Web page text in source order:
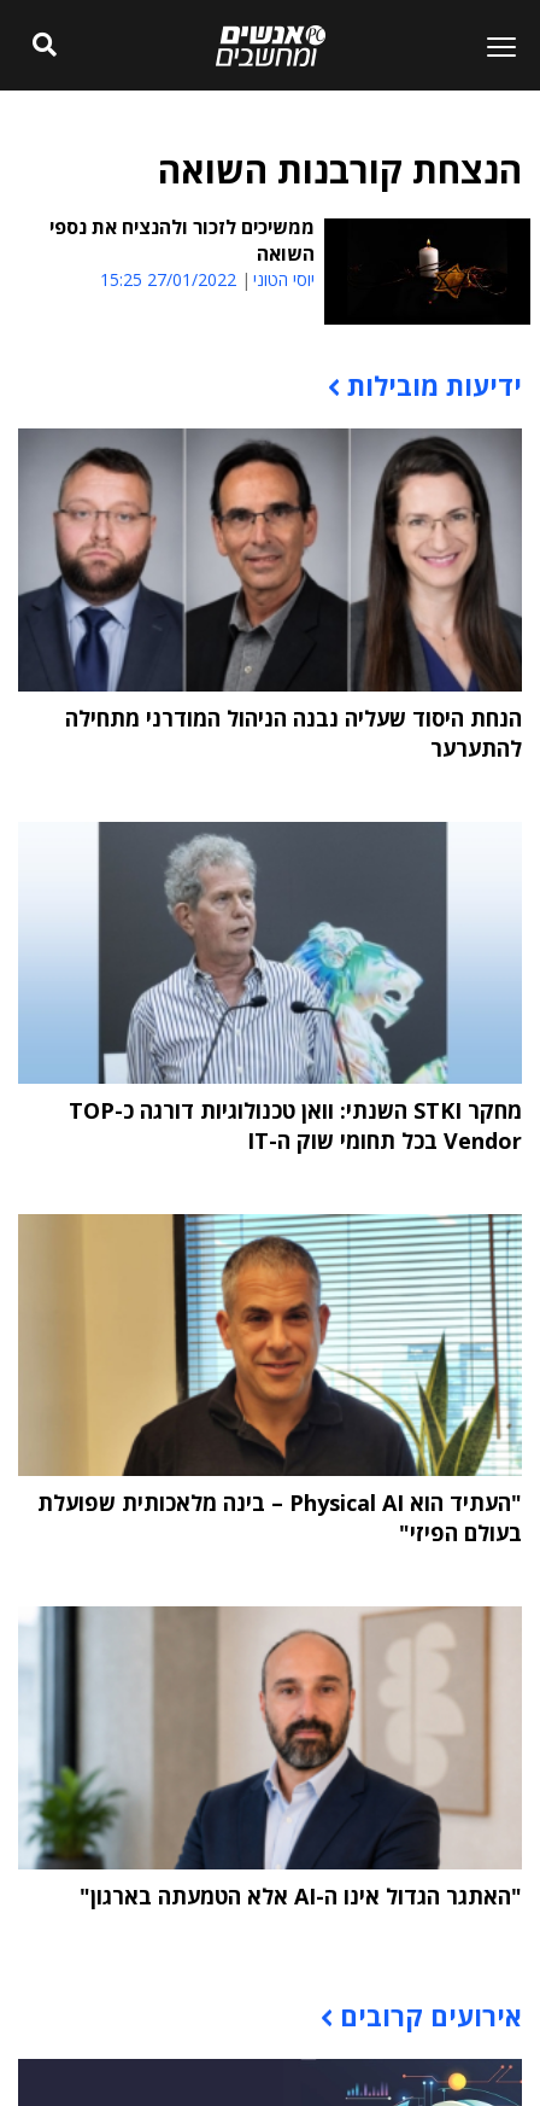
הנצחת קורבנות השואה
ממשיכים לזכור ולהנציח את נספי
השואה
יוסי הטוני 27/01/2022 15:25
תוכן פרסומי
ידיעות מובילות
הנחת היסוד שעליה נבנה הניהול המודרני מתחילה
להתערער
מחקר STKI השנתי: וואן טכנולוגיות דורגה כ-TOP
Vendor בכל תחומי שוק ה-IT
"העתיד הוא Physical AI – בינה מלאכותית שפועלת
בעולם הפיזי"
"האתגר הגדול אינו ה-AI אלא הטמעתה בארגון"
אירועים קרובים